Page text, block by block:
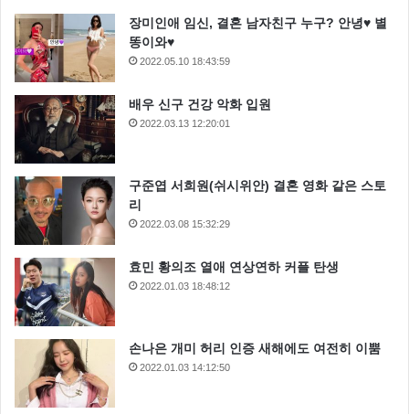
장미인애 임신, 결혼 남자친구 누구? 안녕♥ 별
똥이와♥
2022.05.10 18:43:59
배우 신구 건강 악화 입원
2022.03.13 12:20:01
구준엽 서희원(쉬시위안) 결혼 영화 같은 스토
리
2022.03.08 15:32:29
효민 황의조 열애 연상연하 커플 탄생
2022.01.03 18:48:12
손나은 개미 허리 인증 새해에도 여전히 이뿜
2022.01.03 14:12:50